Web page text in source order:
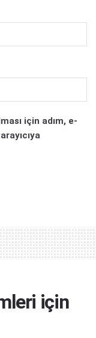
için adım, e-
için